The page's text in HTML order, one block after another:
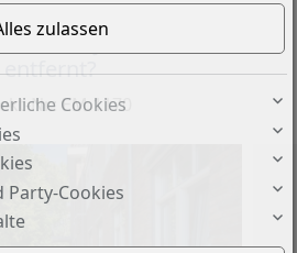
vom Veerse Meer
dem Jachthafen
entfernt?
Nr.: EM 1170
Cookies
Cookies